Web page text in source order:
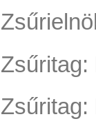
Zsűritag:
Zsűritag: